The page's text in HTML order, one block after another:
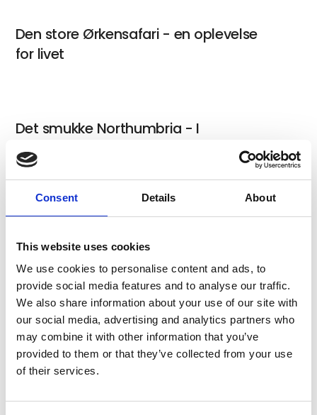
Consent Details About
This website uses cookies
We use cookies to personalise content and ads, to
provide social media features and to analyse our traffic.
We also share information about your use of our site with
our social media, advertising and analytics partners who
may combine it with other information that you’ve
provided to them or that they’ve collected from your use
of their services.
Den store Ørkensafari - en oplevelse
for livet
Det smukke Northumbria - I
kriminalinspektør VERA's fodspor
Idylliske England - I detektiv Barnabys
fodspor
Luksus rejse til Færøerne – Kunst, kultur
& fantastiske gourmetoplevelser